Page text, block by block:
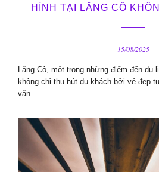
HÌNH TẠI LĂNG CÔ
15/08/2025
Lăng Cô, một trong những điểm đến du
không chỉ thu hút du khách bởi vẻ đẹp
văn...